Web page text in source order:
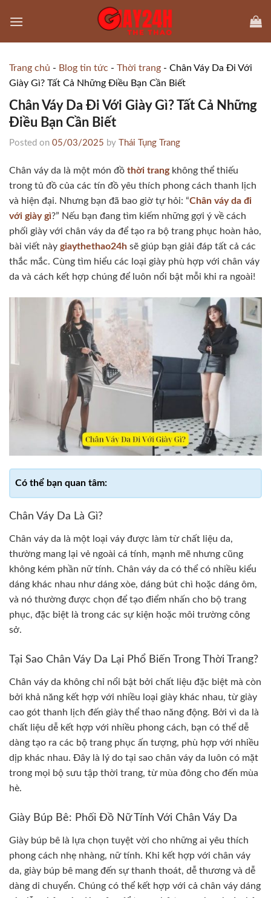
Trang chủ - Blog tin tức - Thời trang - Chân Váy Da Đi Với
Giày Gì? Tất Cả Những Điều Bạn Cần Biết
Chân Váy Da Đi Với Giày Gì? Tất Cả Những
Điều Bạn Cần Biết
Posted on 05/03/2025 by Thái Tụng Trang
Chân váy da là một món đồ thời trangkhông thể thiếu
trong tủ đồ của các tín đồ yêu thích phong cách thanh lịch
và hiện đại. Nhưng bạn đã bao giờ tự hỏi: “Chân váy da đi
với giày gì?” Nếu bạn đang tìm kiếm những gợi ý về cách
phối giày với chân váy da để tạo ra bộ trang phục hoàn hảo,
bài viết này giaythethao24h sẽ giúp bạn giải đáp tất cả các
thắc mắc. Cùng tìm hiểu các loại giày phù hợp với chân váy
da và cách kết hợp chúng để luôn nổi bật mỗi khi ra ngoài!
Chân Váy Da Là Gì?
Chân váy da là một loại váy được làm từ chất liệu da,
thường mang lại vẻ ngoài cá tính, mạnh mẽ nhưng cũng
không kém phần nữ tính. Chân váy da có thể có nhiều kiểu
dáng khác nhau như dáng xòe, dáng bút chì hoặc dáng ôm,
và nó thường được chọn để tạo điểm nhấn cho bộ trang
phục, đặc biệt là trong các sự kiện hoặc môi trường công
sở.
Tại Sao Chân Váy Da Lại Phổ Biến Trong Thời Trang?
Chân váy da không chỉ nổi bật bởi chất liệu đặc biệt mà còn
bởi khả năng kết hợp với nhiều loại giày khác nhau, từ giày
cao gót thanh lịch đến giày thể thao năng động. Bởi vì da là
chất liệu dễ kết hợp với nhiều phong cách, bạn có thể dễ
dàng tạo ra các bộ trang phục ấn tượng, phù hợp với nhiều
dịp khác nhau. Đây là lý do tại sao chân váy da luôn có mặt
trong mọi bộ sưu tập thời trang, từ mùa đông cho đến mùa
hè.
Giày Búp Bê: Phối Đồ Nữ Tính Với Chân Váy Da
Giày búp bê là lựa chọn tuyệt vời cho những ai yêu thích
phong cách nhẹ nhàng, nữ tính. Khi kết hợp với chân váy
da, giày búp bê mang đến sự thanh thoát, dễ thương và dễ
dàng di chuyển. Chúng có thể kết hợp với cả chân váy dáng